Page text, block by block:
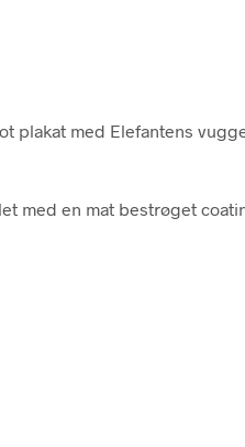
plakat med Elefantens
med en mat bestrøget